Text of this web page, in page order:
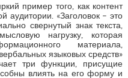
пример того, как контент
аудитории. «Заголовок – это
свернутый знак текста,
нагрузку, которая
материала,
языковых средств»
три функции, присущие
влиять на его форму и